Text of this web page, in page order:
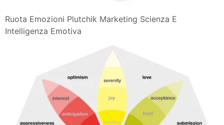
Ruota Emozioni Plutchik Marketing Scienza E
Intelligenza Emotiva